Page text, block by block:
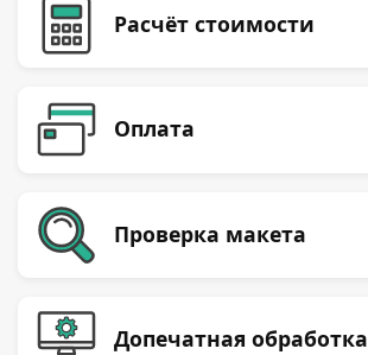
Расчёт стоимости
Оплата
Проверка макета
Допечатная обработка